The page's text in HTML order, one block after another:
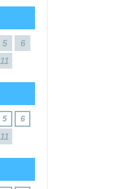
5
6
11
5
6
11